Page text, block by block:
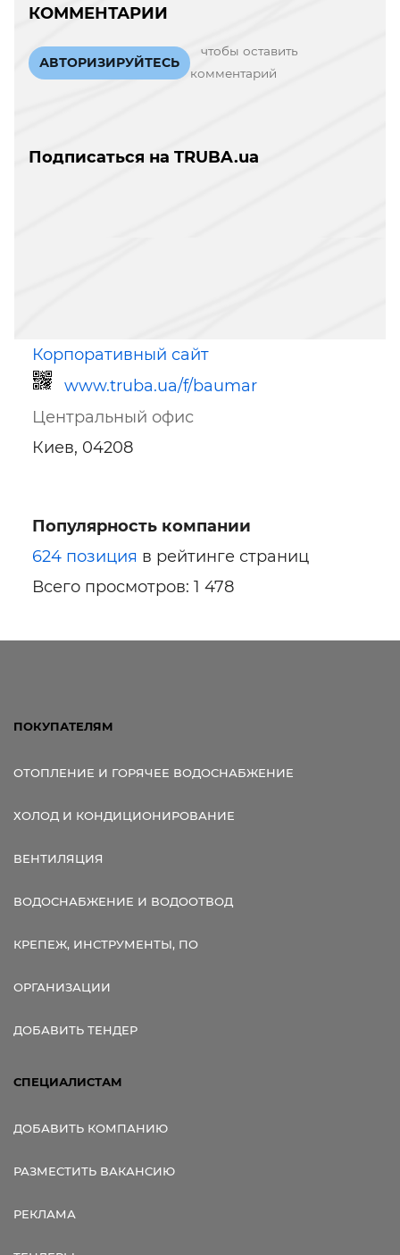
КОММЕНТАРИИ
АВТОРИЗИРУЙТЕСЬ
чтобы оставить
комментарий
Подписаться на TRUBA.ua
Корпоративный сайт
www.truba.ua/f/baumar
Ссылка для мобильных устройств
Центральный офис
Киев, 04208
Популярность компании
624 позиция в рейтинге страниц
Всего просмотров: 1 478
ПОКУПАТЕЛЯМ
ОТОПЛЕНИЕ И ГОРЯЧЕЕ ВОДОСНАБЖЕНИЕ
ХОЛОД И КОНДИЦИОНИРОВАНИЕ
ВЕНТИЛЯЦИЯ
ВОДОСНАБЖЕНИЕ И ВОДООТВОД
КРЕПЕЖ, ИНСТРУМЕНТЫ, ПО
ОРГАНИЗАЦИИ
ДОБАВИТЬ ТЕНДЕР
СПЕЦИАЛИСТАМ
ДОБАВИТЬ КОМПАНИЮ
РАЗМЕСТИТЬ ВАКАНСИЮ
РЕКЛАМА